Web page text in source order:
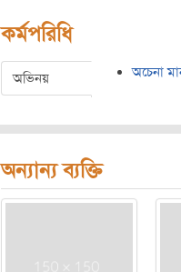
কর্মপরিধি
অভিনয় অচেনা
অন্যান্য ব্যক্তি